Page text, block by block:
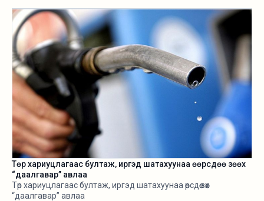
Төр хариуцлагаас бултаж, иргэд шатахуунаа өөрсдөө зөөх
“даалгавар” авлаа
Төр хариуцлагаас бултаж, иргэд шатахуунаа өөрсдөө зөөх
“даалгавар” авлаа